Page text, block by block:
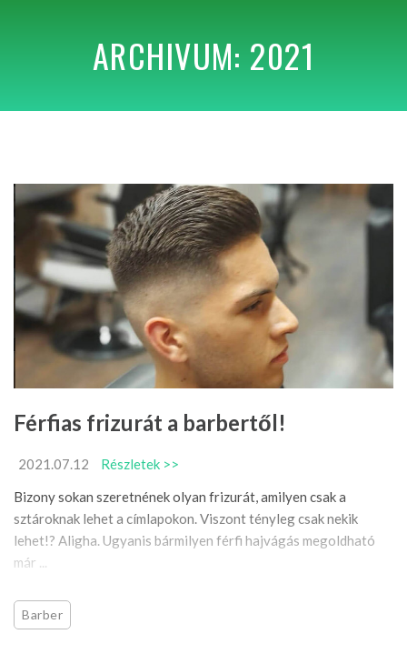
ARCHIVUM: 2021
Férfias frizurát a barbertől!
2021.07.12
Részletek >>
Bizony sokan szeretnének olyan frizurát, amilyen csak a
sztároknak lehet a címlapokon. Viszont tényleg csak nekik
lehet!? Aligha. Ugyanis bármilyen férfi hajvágás megoldható
már ...
Barber